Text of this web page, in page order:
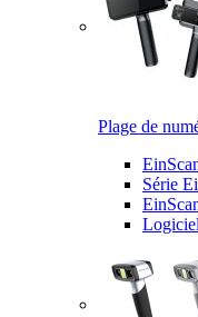
Plage de
Série